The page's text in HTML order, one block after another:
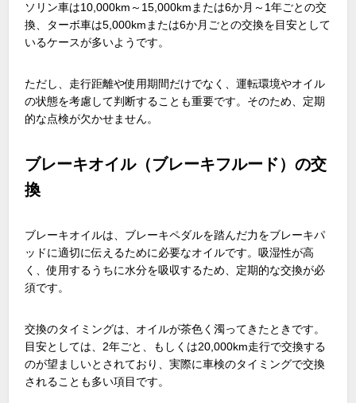
ソリン車は10,000km～15,000kmまたは6か月～1年ごとの交
換、ターボ車は5,000kmまたは6か月ごとの交換を目安として
いるケースが多いようです。
ただし、走行距離や使用期間だけでなく、運転環境やオイル
の状態を考慮して判断することも重要です。そのため、定期
的な点検が欠かせません。
ブレーキオイル（ブレーキフルード）の交
換
ブレーキオイルは、ブレーキペダルを踏んだ力をブレーキパ
ッドに適切に伝えるために必要なオイルです。吸湿性が高
く、使用するうちに水分を吸収するため、定期的な交換が必
須です。
交換のタイミングは、オイルが茶色く濁ってきたときです。
目安としては、2年ごと、もしくは20,000km走行で交換する
のが望ましいとされており、実際に車検のタイミングで交換
されることも多い項目です。